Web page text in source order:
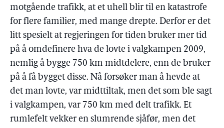
motgående trafikk, at et uhell blir til en katastrofe
for flere familier, med mange drepte. Derfor er det
litt spesielt at regjeringen for tiden bruker mer tid
på å omdefinere hva de lovte i valgkampen 2009,
nemlig å bygge 750 km midtdelere, enn de bruker
på å få bygget disse. Nå forsøker man å hevde at
det man lovte, var midttiltak, men det som ble sagt
i valgkampen, var 750 km med delt trafikk. Et
rumlefelt vekker en slumrende sjåfør, men det